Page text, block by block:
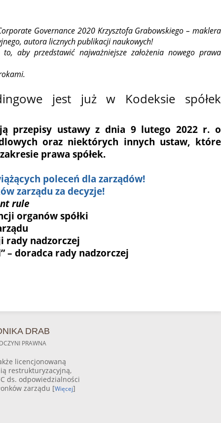
Governance 2020 Krzysztofa Grabowskiego – maklera
autora licznych publikacji naukowych!
aby przedstawić najważniejsze założenia nowego prawa
jest już w Kodeksie spółek
przepisy ustawy z dnia 9 lutego 2022 r. o
oraz niektórych innych ustaw, które
prawa spółek.
poleceń dla zarządów!
zarządu za decyzje!
rule
organów spółki
rady nadzorczej
– doradca rady nadzorczej
DRAB
PRAWNA
licencjonowaną
restrukturyzacyjną,
ds. odpowiedzialności
zarządu [Więcej]